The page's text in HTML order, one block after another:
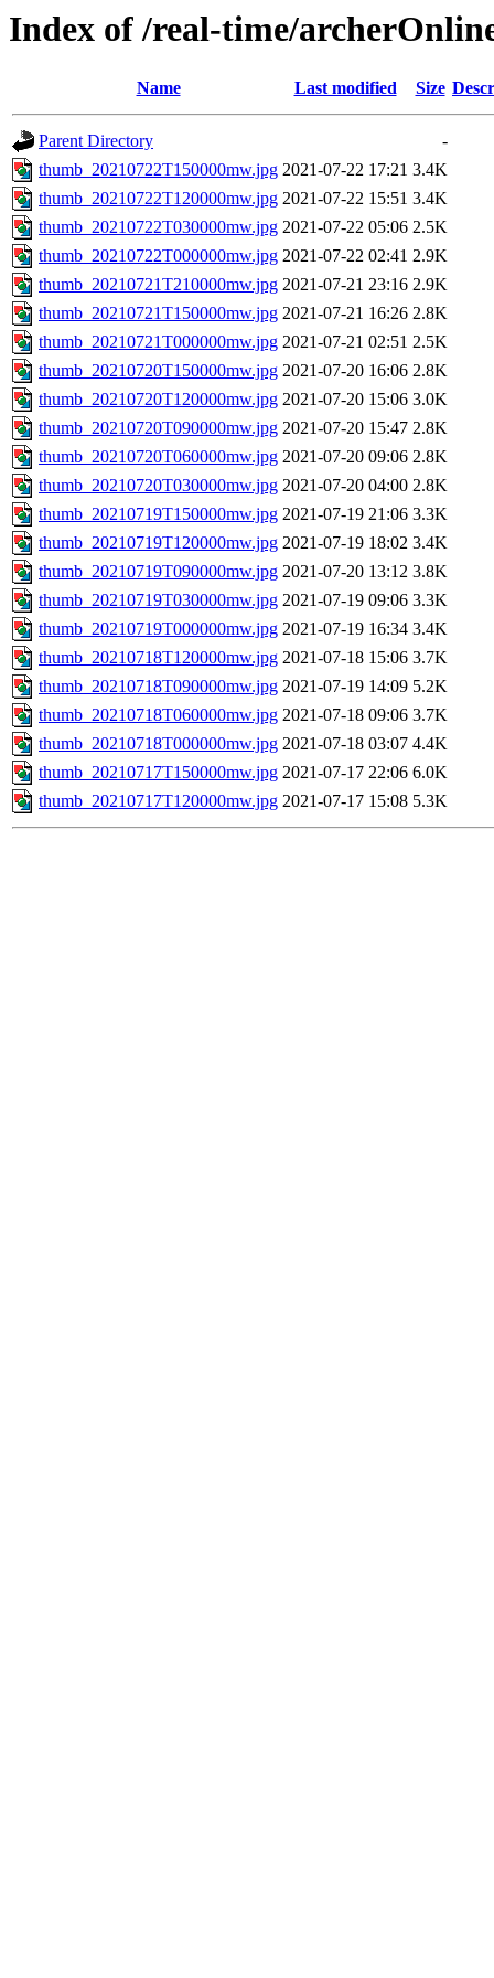
Index of /real-time/
Name Last modified Size
Parent Directory
-
thumb_20210722T150000mw.jpg 2021-07-22 17:21 3.4K
thumb_20210722T120000mw.jpg 2021-07-22 15:51 3.4K
thumb_20210722T030000mw.jpg 2021-07-22 05:06 2.5K
thumb_20210722T000000mw.jpg 2021-07-22 02:41 2.9K
thumb_20210721T210000mw.jpg 2021-07-21 23:16 2.9K
thumb_20210721T150000mw.jpg 2021-07-21 16:26 2.8K
thumb_20210721T000000mw.jpg 2021-07-21 02:51 2.5K
thumb_20210720T150000mw.jpg 2021-07-20 16:06 2.8K
thumb_20210720T120000mw.jpg 2021-07-20 15:06 3.0K
thumb_20210720T090000mw.jpg 2021-07-20 15:47 2.8K
thumb_20210720T060000mw.jpg 2021-07-20 09:06 2.8K
thumb_20210720T030000mw.jpg 2021-07-20 04:00 2.8K
thumb_20210719T150000mw.jpg 2021-07-19 21:06 3.3K
thumb_20210719T120000mw.jpg 2021-07-19 18:02 3.4K
thumb_20210719T090000mw.jpg 2021-07-20 13:12 3.8K
thumb_20210719T030000mw.jpg 2021-07-19 09:06 3.3K
thumb_20210719T000000mw.jpg 2021-07-19 16:34 3.4K
thumb_20210718T120000mw.jpg 2021-07-18 15:06 3.7K
thumb_20210718T090000mw.jpg 2021-07-19 14:09 5.2K
thumb_20210718T060000mw.jpg 2021-07-18 09:06 3.7K
thumb_20210718T000000mw.jpg 2021-07-18 03:07 4.4K
thumb_20210717T150000mw.jpg 2021-07-17 22:06 6.0K
thumb_20210717T120000mw.jpg 2021-07-17 15:08 5.3K